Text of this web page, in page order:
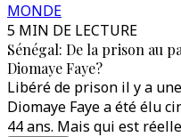
MONDE
5 MIN DE LECTURE
Sénégal: De la prison au
Diomaye Faye?
Libéré de prison il y a
Diomaye Faye a été élu
44 ans. Mais qui est